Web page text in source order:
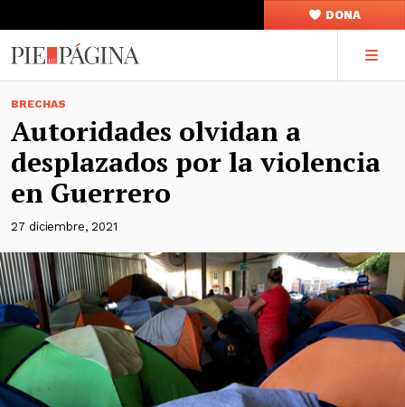
DONA
BRECHAS
Autoridades olvidan a
desplazados por la violencia
en Guerrero
27 diciembre, 2021